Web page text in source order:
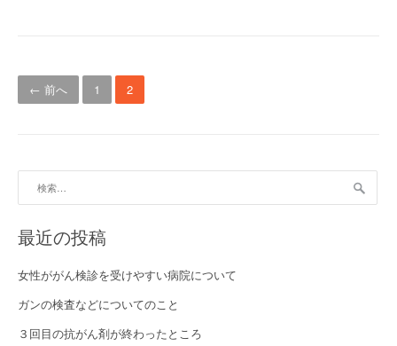
投稿ナビゲーション
← 前へ 1 2
最近の投稿
女性ががん検診を受けやすい病院について
ガンの検査などについてのこと
３回目の抗がん剤が終わったところ